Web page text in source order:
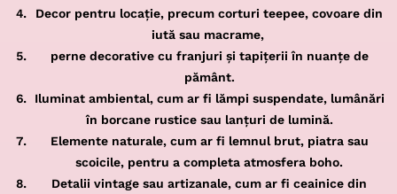
Decor pentru locație, precum corturi teepee, covoare din
iută sau macrame,
perne decorative cu franjuri și tapițerii în nuanțe de
pământ.
Iluminat ambiental, cum ar fi lămpi suspendate, lumânări
în borcane rustice sau lanțuri de lumină.
Elemente naturale, cum ar fi lemnul brut, piatra sau
scoicile, pentru a completa atmosfera boho.
Detalii vintage sau artizanale, cum ar fi ceainice din